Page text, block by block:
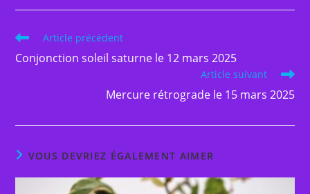
Read
articles
Article précédent
Conjonction soleil saturne le 12 mars 2025
Article suivant
Mercure rétrograde le 15 mars 2025
VOUS DEVRIEZ ÉGALEMENT AIMER